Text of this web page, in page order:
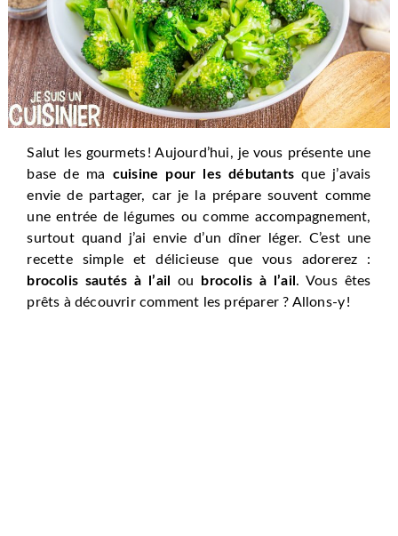
Salut les gourmets ! Aujourd’hui, je vous présente une
base de ma cuisine pour les débutants que j’avais
envie de partager, car je la prépare souvent comme
une entrée de légumes ou comme accompagnement,
surtout quand j’ai envie d’un dîner léger. C’est une
recette simple et délicieuse que vous adorerez :
brocolis sautés à l’ail
ou brocolis à l’ail . Vous êtes
prêts à découvrir comment les préparer ? Allons-y !